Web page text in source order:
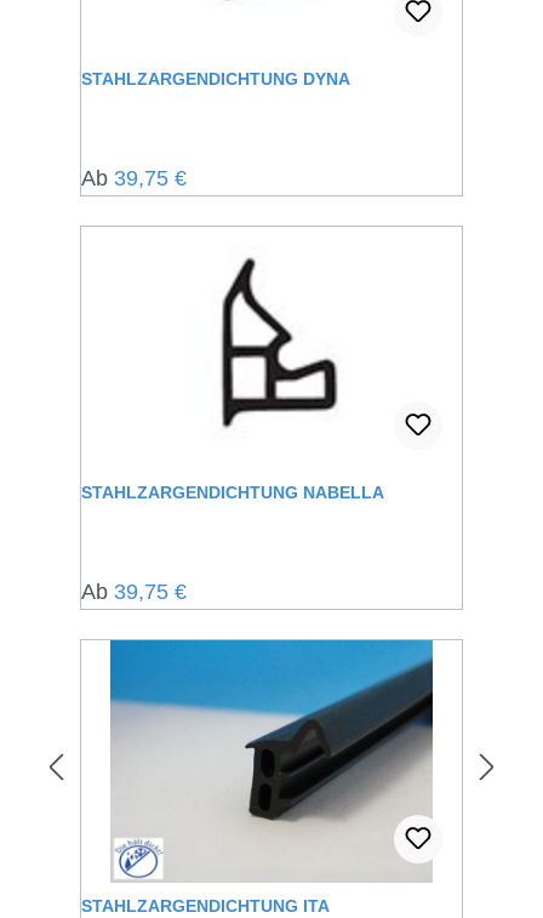
STAHLZARGENDICHTUNG DYNA
Regulärer Preis:
Ab 39,75 €
STAHLZARGENDICHTUNG NABELLA
Regulärer Preis:
Ab 39,75 €
STAHLZARGENDICHTUNG ITA